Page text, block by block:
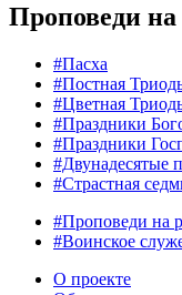
Проповеди
#Пасха
#Постная
#Цветная
#Праздники
#Праздники
#Двунадесятые
#Страстная
#Проповеди на
#Воинское
О проекте